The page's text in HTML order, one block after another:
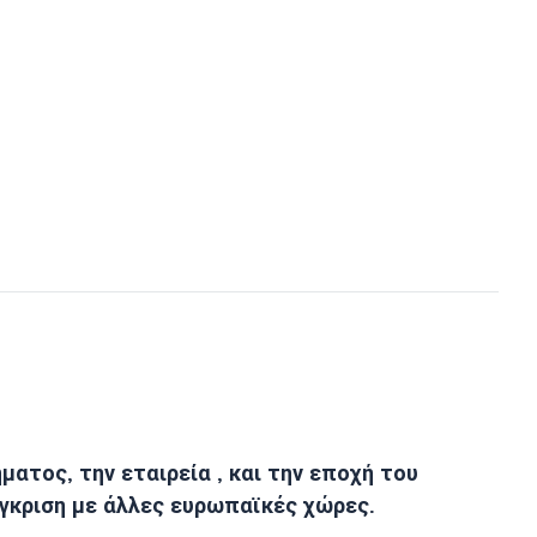
την εταιρεία , και την εποχή του
με άλλες ευρωπαϊκές χώρες.